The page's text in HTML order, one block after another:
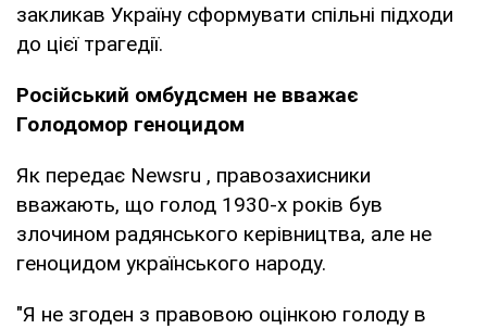
закликав Україну сформувати спільні підходи
до цієї трагедії.
Російський омбудсмен не вважає
Голодомор геноцидом
Як передає Newsru , правозахисники
вважають, що голод 1930-х років був
злочином радянського керівництва, але не
геноцидом українського народу.
"Я не згоден з правовою оцінкою голоду в